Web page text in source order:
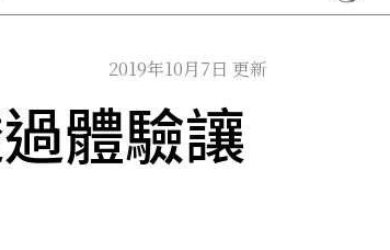
简体中文
2019年10月7日 更新
體驗讓